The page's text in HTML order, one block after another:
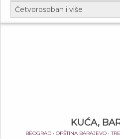
KUĆA,
BEOGRAD • OPŠTINA BARAJEVO •